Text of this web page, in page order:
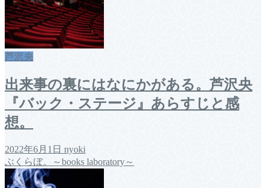
芦沢央
出来事の裏にはなにかがある。芦沢央
『バック・ステージ』あらすじと感
想。
2022年6月1日 nyoki
ぶくらぼ。～books laboratory～